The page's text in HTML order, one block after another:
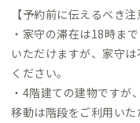
【予約前に伝えるべき注
・家守の滞在は18時ま
いただけますが、家守
ください。
・4階建ての建物ですが
移動は階段をご利用いた